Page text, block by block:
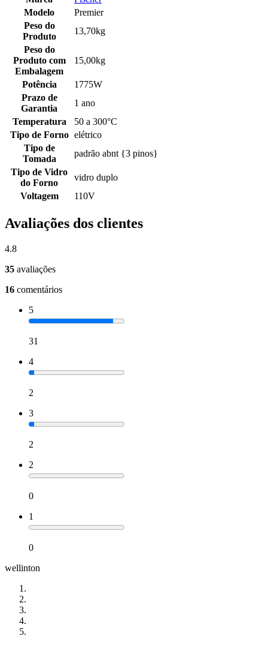
Modelo
Premier
Peso do
Produto
13,70kg
Peso do
Produto com
Embalagem
15,00kg
Potência
1775W
Prazo de
Garantia
1 ano
Temperatura
50 a 300°C
Tipo de Forno elétrico
Tipo de
Tomada
padrão abnt {3 pinos}
Tipo de Vidro
do Forno
vidro duplo
Voltagem
110V
Avaliações dos clientes
4.8
35 avaliações
16 comentários
5
31
4
2
3
2
2
0
1
0
wellinton